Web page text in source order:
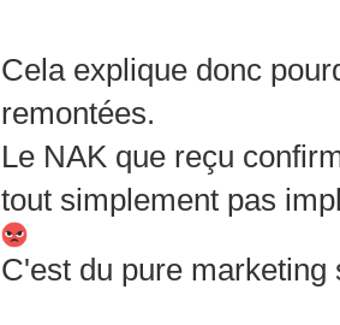
Cela explique donc
remontées.
Le NAK que reçu
tout simplement pas
C'est du pure